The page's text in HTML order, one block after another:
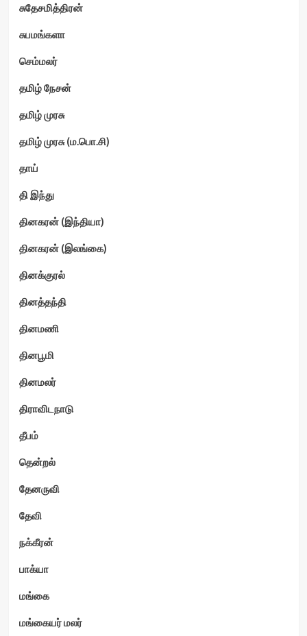
சுதேசமித்திரன்
சுபமங்களா
செம்மலர்
தமிழ் நேசன்
தமிழ் முரசு
தமிழ் முரசு (ம.பொ.சி)
தாய்
தி இந்து
தினகரன் (இந்தியா)
தினகரன் (இலங்கை)
தினக்குரல்
தினத்தந்தி
தினமணி
தினபூமி
தினமலர்
திராவிடநாடு
தீபம்
தென்றல்
தேனருவி
தேவி
நக்கீரன்
பாக்யா
மங்கை
மங்கையர் மலர்